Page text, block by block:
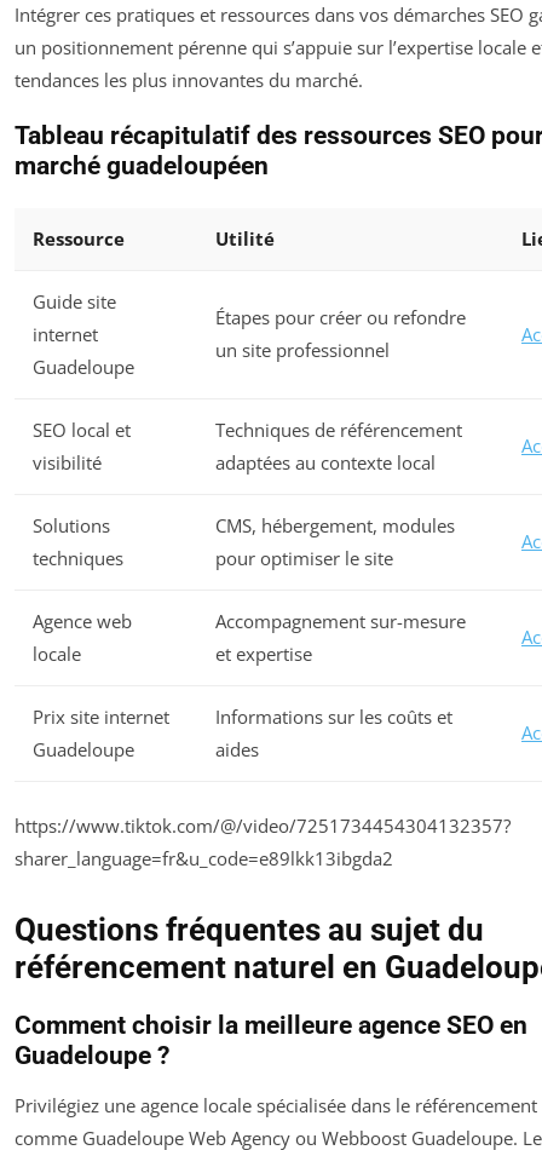
Intégrer ces pratiques et ressources dans vos démarches SEO
un positionnement pérenne qui s’appuie sur l’expertise locale
tendances les plus innovantes du marché.
Tableau récapitulatif des ressources SEO
marché guadeloupéen
Ressource Utilité
Guide site
internet
Guadeloupe
Étapes pour créer ou refondre
un site professionnel
SEO local et
visibilité
Techniques de référencement
adaptées au contexte local
Solutions
techniques
CMS, hébergement, modules
pour optimiser le site
Agence web
locale
Accompagnement sur-mesure
et expertise
Prix site internet
Guadeloupe
Informations sur les coûts et
aides
https://www.tiktok.com/@/video/7251734454304132357?
sharer_language=fr&u_code=e89lkk13ibgda2
Questions fréquentes au sujet du
référencement naturel en
Comment choisir la meilleure agence SEO en
Guadeloupe ?
Privilégiez une agence locale spécialisée dans le
comme Guadeloupe Web Agency ou Webboost Guadeloupe.